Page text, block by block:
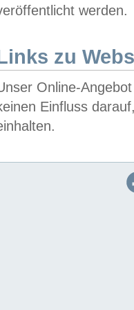
werden.
zu
Online-
Einfluss